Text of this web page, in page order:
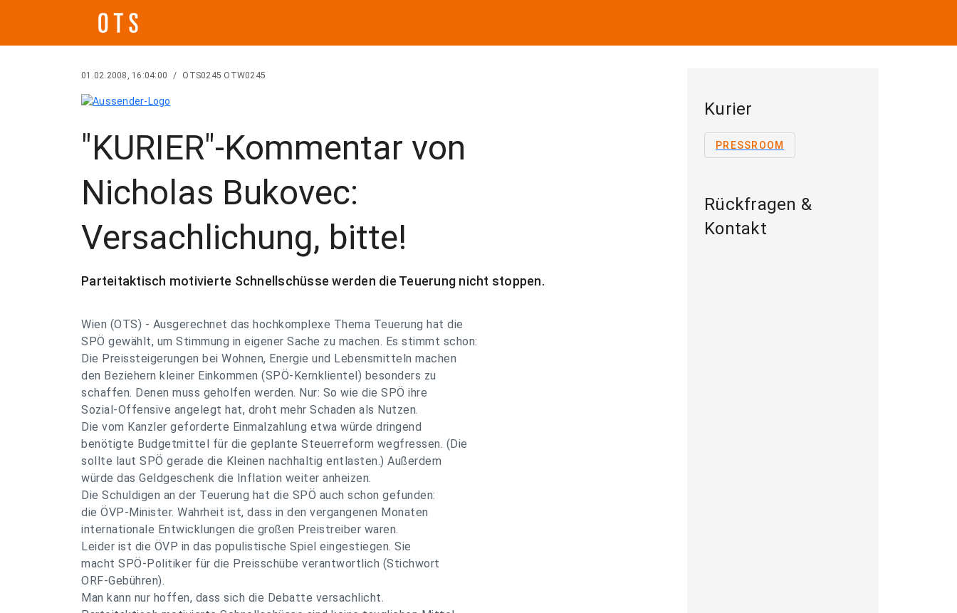
01.02.2008, 16:04:00 / OTS0245 OTW0245
"KURIER"-Kommentar von
Nicholas Bukovec:
Versachlichung, bitte!
Parteitaktisch motivierte Schnellschüsse werden die Teuerung nicht stoppen.
Wien (OTS) - Ausgerechnet das hochkomplexe Thema Teuerung hat die
SPÖ gewählt, um Stimmung in eigener Sache zu machen. Es stimmt schon:
Die Preissteigerungen bei Wohnen, Energie und Lebensmitteln machen
den Beziehern kleiner Einkommen (SPÖ-Kernklientel) besonders zu
schaffen. Denen muss geholfen werden. Nur: So wie die SPÖ ihre
Sozial-Offensive angelegt hat, droht mehr Schaden als Nutzen.
Die vom Kanzler geforderte Einmalzahlung etwa würde dringend
benötigte Budgetmittel für die geplante Steuerreform wegfressen. (Die
sollte laut SPÖ gerade die Kleinen nachhaltig entlasten.) Außerdem
würde das Geldgeschenk die Inflation weiter anheizen.
Die Schuldigen an der Teuerung hat die SPÖ auch schon gefunden:
die ÖVP-Minister. Wahrheit ist, dass in den vergangenen Monaten
internationale Entwicklungen die großen Preistreiber waren.
Leider ist die ÖVP in das populistische Spiel eingestiegen. Sie
macht SPÖ-Politiker für die Preisschübe verantwortlich (Stichwort
ORF-Gebühren).
Man kann nur hoffen, dass sich die Debatte versachlicht.
Kurier
PRESSROOM
Rückfragen &
Kontakt